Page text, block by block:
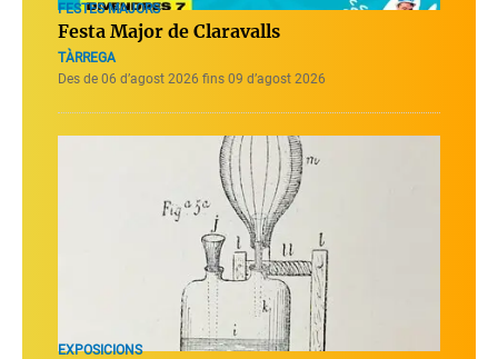
FESTES MAJORS
Festa Major de Claravalls
TÀRREGA
Des de 06 d’agost 2026 fins 09 d’agost 2026
EXPOSICIONS